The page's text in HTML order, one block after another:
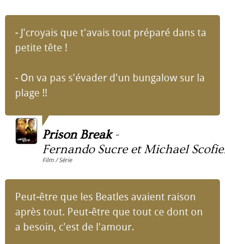
- J'croyais que t'avais tout préparé dans ta
petite tête !
- On va pas s'évader d'un bungalow sur la
plage !!
Prison Break-
Fernando Sucre et Michael
Film / Série
Peut-être que les Beatles avaient raison
après tout. Peut-être que tout ce dont on
a besoin, c'est de l'amour.